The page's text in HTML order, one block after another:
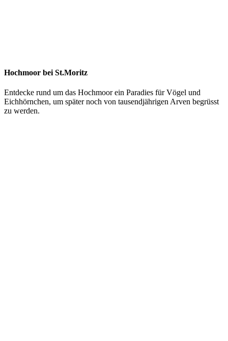
Hochmoor bei St.Moritz
Entdecke rund um das Hochmoor ein Paradies für Vögel und
Eichhörnchen, um später noch von tausendjährigen Arven begrüsst
zu werden.